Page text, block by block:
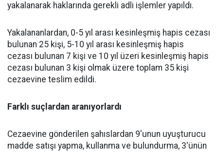
yakalanarak haklarında gerekli adli işlemler yapıldı.
Yakalananlardan, 0-5 yıl arası kesinleşmiş hapis cezası
bulunan 25 kişi, 5-10 yıl arası kesinleşmiş hapis
cezası bulunan 7 kişi ve 10 yıl üzeri kesinleşmiş hapis
cezası bulunan 3 kişi olmak üzere toplam 35 kişi
cezaevine teslim edildi.
Farklı suçlardan aranıyorlardı
Cezaevine gönderilen şahıslardan 9'unun uyuşturucu
madde satışı yapma, kullanma ve bulundurma, 3'ünün